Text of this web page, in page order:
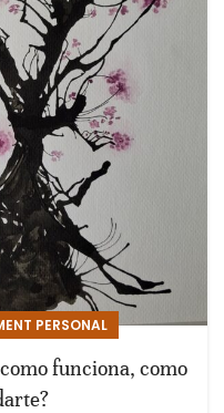
PERSONAL
funciona, como